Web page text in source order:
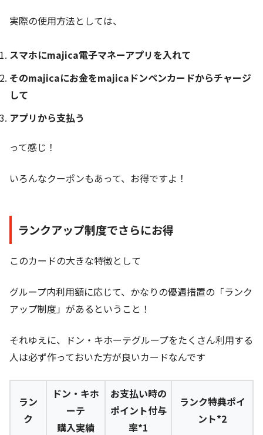
実際の使用方法としては、
スマホにmajica電子マネーアプリを入れて
そのmajicaにお金をmajicaドンペンカードからチャージ
して
アプリから支払う
って感じ！
いろんなクーポンもあって、お得ですよ！
ランクアップ制度でさらにお得
このカードの大きな特徴として
グループ内利用額に応じて、かなりの優遇措置の「ランク
アップ制度」があるということ！
それゆえに、ドン・キホーテグループをたくさん利用する
人は必ず作っておいた方が良いカードなんです
ラン
ク
ドン・キホ
ーテ
購入実績
お支払い時の
ポイント付与
率*1
ランク特典ポイ
ント*2